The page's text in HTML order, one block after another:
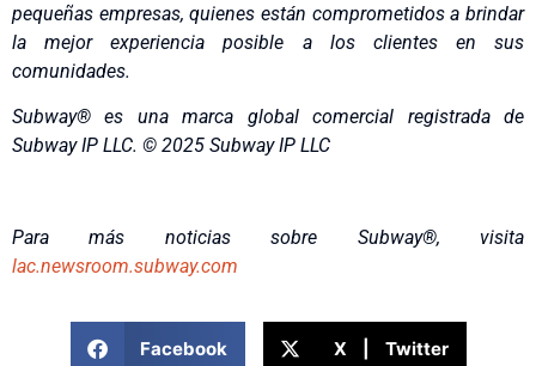
pequeñas empresas, quienes están comprometidos a brindar
la mejor experiencia posible a los clientes en sus
comunidades.
Subway® es una marca global comercial registrada de
Subway IP LLC. © 2025 Subway IP LLC
Para más noticias sobre Subway®, visita
lac.newsroom.subway.com
Facebook X | Twitter